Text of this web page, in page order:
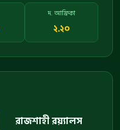
দ. আফ্রিকা
২.২০
রাজশাহী রয়্যালস